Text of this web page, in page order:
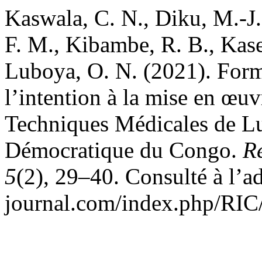
Kaswala, C. N., Diku, M.-
F. M., Kibambe, R. B.,
Luboya, O. N. (2021).
l’intention à la mise en
Techniques Médicales de
Démocratique du Congo.
5(2), 29–40. Consulté à
journal.com/index.php/